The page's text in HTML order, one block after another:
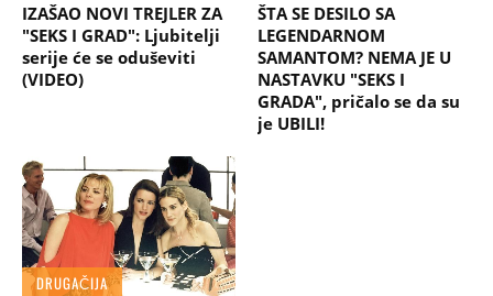
IZAŠAO NOVI TREJLER ZA
"SEKS I GRAD": Ljubitelji
serije će se oduševiti
(VIDEO)
ŠTA SE DESILO SA
LEGENDARNOM
SAMANTOM? NEMA JE U
NASTAVKU "SEKS I
GRADA", pričalo se da su
je UBILI!
DRUGAČIJA